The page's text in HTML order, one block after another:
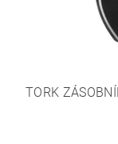
TORK